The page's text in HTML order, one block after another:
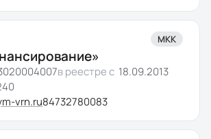
МКК
в реестре с 18.09.2013
vrn.ru84732780083